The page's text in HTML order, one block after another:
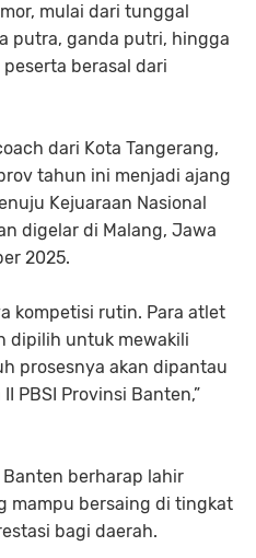
mulai dari tunggal
putra, ganda putri, hingga
berasal dari
dari Kota Tangerang,
tahun ini menjadi ajang
Kejuaraan Nasional
digelar di Malang, Jawa
2025.
kompetisi rutin. Para atlet
dipilih untuk mewakili
prosesnya akan dipantau
PBSI Provinsi Banten,”
Banten berharap lahir
mampu bersaing di tingkat
bagi daerah.